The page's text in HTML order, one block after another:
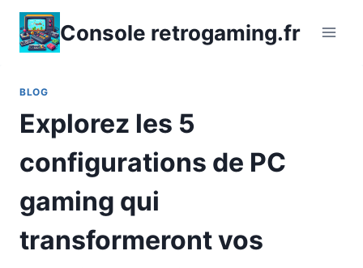
Aller
contenu
Console retrogaming.fr
BLOG
Explorez les 5
configurations de PC
gaming qui
transformeront vos